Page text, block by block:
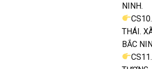
NINH.
THÁI.
BẮC